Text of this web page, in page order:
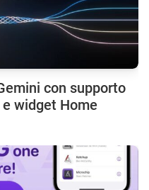
con supporto
widget Home